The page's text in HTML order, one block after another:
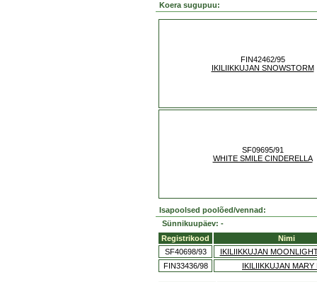
Koera sugupuu:
FIN42462/95
IKILIIKKUJAN SNOWSTORM
SF09695/91
WHITE SMILE CINDERELLA
Isapoolsed poolõed/vennad:
Sünnikuupäev: -
Registrikood
Nimi
SF40698/93
IKILIIKKUJAN
FIN33436/98
IKILIIKKUJAN MARY